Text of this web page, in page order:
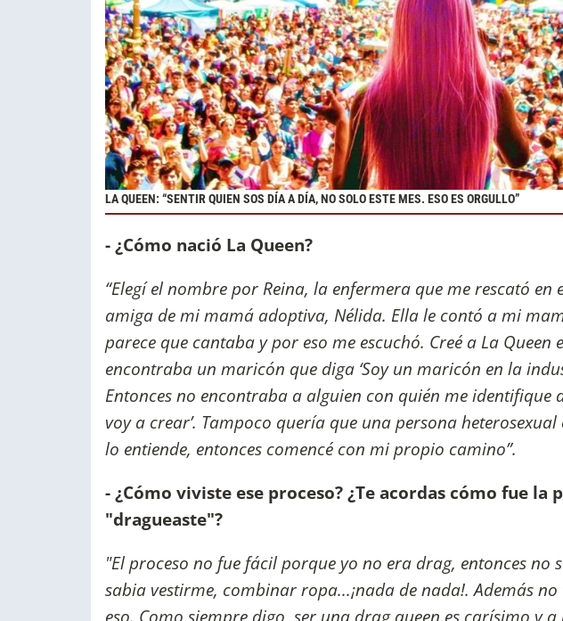
LA QUEEN: “SENTIR QUIEN SOS DÍA A DÍA, NO SOLO ESTE MES. ESO ES ORGULLO”
- ¿Cómo nació La Queen?
“Elegí el nombre por Reina, la enfermera que me rescató en
amiga de mi mamá adoptiva, Nélida. Ella le contó a mi
parece que cantaba y por eso me escuchó. Creé a La Queen
encontraba un maricón que diga ‘Soy un maricón en la
Entonces no encontraba a alguien con quién me identifique
voy a crear’. Tampoco quería que una persona
lo entiende, entonces comencé con mi propio camino”.
- ¿Cómo viviste ese proceso? ¿Te acordas cómo fue la
"dragueaste"?
"El proceso no fue fácil porque yo no era drag, entonces
sabia vestirme, combinar ropa...¡nada de nada!. Además